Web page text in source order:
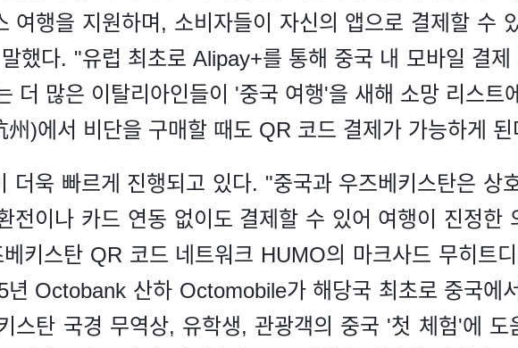
여행을 지원하며, 소비자들이 자신의 앱으로 결제할 수
했다. "유럽 최초로 Alipay+를 통해 중국 내 모바일 결제
더 많은 이탈리아인들이 '중국 여행'을 새해 소망 리스트
)에서 비단을 구매할 때도 QR 코드 결제가 가능하게 된
더욱 빠르게 진행되고 있다. "중국과 우즈베키스탄은 상
전이나 카드 연동 없이도 결제할 수 있어 여행이 진정한
키스탄 QR 코드 네트워크 HUMO의 마크사드 무히트
년 Octobank 산하 Octomobile가 해당국 최초로 중국에
스탄 국경 무역상, 유학생, 관광객의 중국 '첫 체험'에 도